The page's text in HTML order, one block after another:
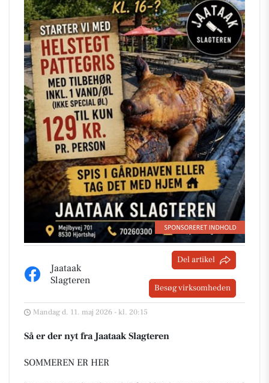
Jaataak
Slagteren
Del artikel
Besøg virksomheden
Mandag d. 11. maj 2026 - kl. 20:15
Så er der nyt fra Jaataak Slagteren
SOMMEREN ER HER